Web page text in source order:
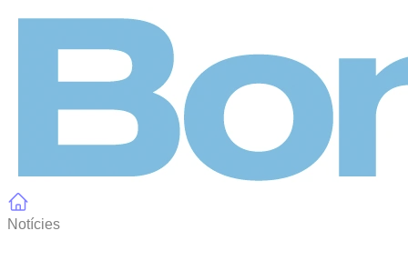
Notícies